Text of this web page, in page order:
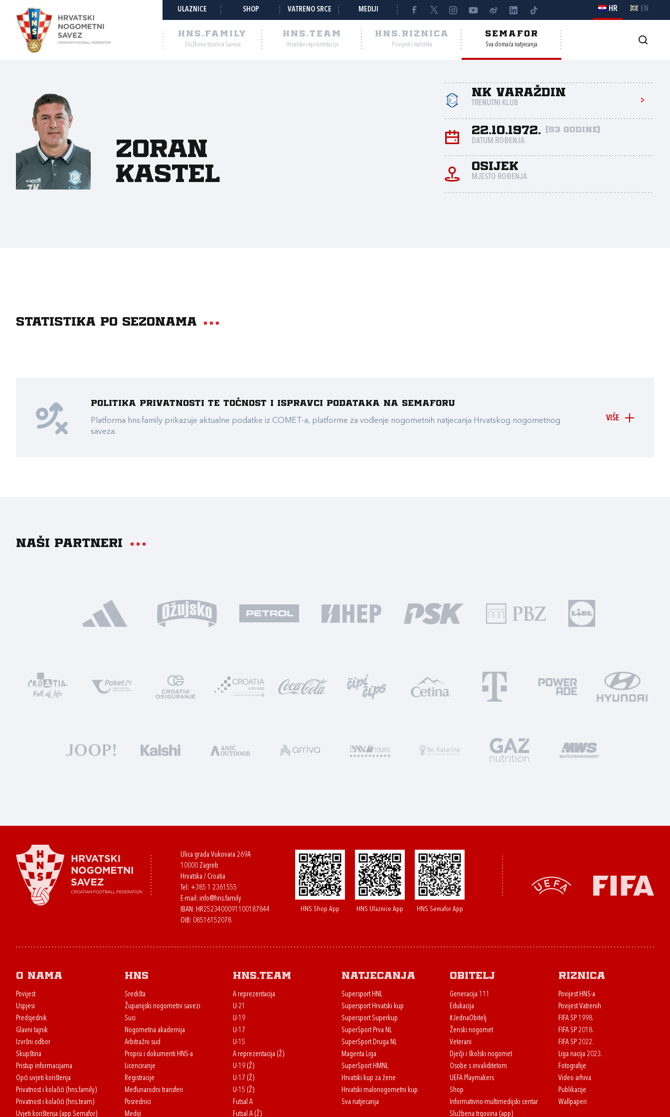
ULAZNICE SHOP VATRENO SRCE MEDIJI HR EN
HNS.FAMILY
Službena stranica Saveza
HNS.TEAM
Hrvatske reprezentacije
HNS.RIZNICA
Povijest i statistika
SEMAFOR
Sva domaća natjecanja
Zoran
Kastel
NK Varaždin
TRENUTNI KLUB
22.10.1972. (53 godine)
DATUM ROĐENJA
Osijek
MJESTO ROĐENJA
Statistika po sezonama
VIŠE
Politika privatnosti te točnost i ispravci podataka na Semaforu
Platforma hns.family prikazuje aktualne podatke iz COMET-a, platforme za vođenje nogometnih natjecanja Hrvatskog nogometnog
saveza.
Naši partneri
Ulica grada Vukovara 269A
10000 Zagreb
Hrvatska / Croatia
Tel: +385 1 2361555
E-mail: info@hns.family
IBAN: HR2523400091100187844
OIB: 08516152078
HNS Shop App HNS Ulaznice App HNS Semafor App
O nama
Povijest
Uspjesi
Predsjednik
Glavni tajnik
Izvršni odbor
Skupština
Pristup informacijama
Opći uvjeti korištenja
Privatnost i kolačići (hns.family)
Privatnost i kolačići (hns.team)
Uvjeti korištenja (app Semafor)
HNS
Središta
Županijski nogometni savezi
Suci
Nogometna akademija
Arbitražni sud
Propisi i dokumenti HNS-a
Licenciranje
Registracije
Međunarodni transferi
Posrednici
Mediji
HNS.team
A reprezentacija
U-21
U-19
U-17
U-15
A reprezentacija (Ž)
U-19 (Ž)
U-17 (Ž)
U-15 (Ž)
Futsal A
Futsal A (Ž)
Natjecanja
Supersport HNL
Supersport Hrvatski kup
Supersport Superkup
SuperSport Prva NL
SuperSport Druga NL
Magenta Liga
SuperSport HMNL
Hrvatski kup za žene
Hrvatski malonogometni kup
Sva natjecanja
Obitelj
Generacija 111
Edukacija
#JednaObitelj
Ženski nogomet
Veterani
Dječji i školski nogomet
Osobe s invaliditetom
UEFA Playmakers
Shop
Informativno-multimedijski centar
Službena trgovina (app)
Riznica
Povijest HNS-a
Povijest Vatrenih
FIFA SP 1998.
FIFA SP 2018.
FIFA SP 2022.
Liga nacija 2023.
Fotografije
Video arhiva
Publikacije
Wallpaperi